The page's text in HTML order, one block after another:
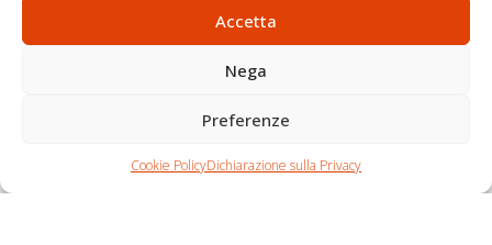
Accetta
Nega
Preferenze
Cookie PolicyDichiarazione sulla Privacy
06 9522 7890
info@studioargari.it
P.I. 17504191002
Seguici
Shop